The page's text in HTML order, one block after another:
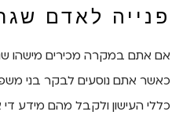
פנייה לאדם
אם אתם במקרה מכירים מישהו
כאשר אתם נוסעים לבקר בני
כללי העישון ולקבל מהם מידע